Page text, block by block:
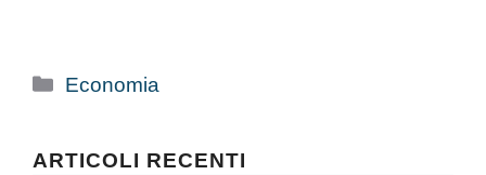
Categorie
Economia
ARTICOLI RECENTI